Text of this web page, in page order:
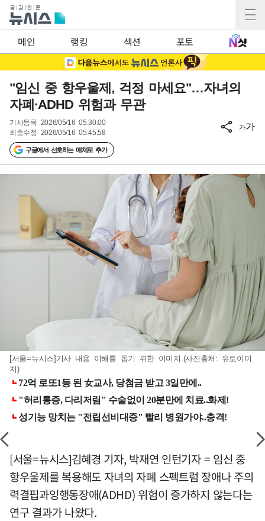
메인 랭킹 섹션 포토
"임신 중 항우울제, 걱정 마세요"…자녀의
자폐·ADHD 위험과 무관
기사등록 2026/05/16 05:30:00
최종수정 2026/05/16 05:45:58
구글에서 선호하는 매체로 추가
가가
[서울=뉴시스]기사 내용 이해를 돕기 위한 이미지.(사진출처: 유토이미
지)
[서울=뉴시스]김혜경 기자, 박재연 인턴기자 = 임신 중
항우울제를 복용해도 자녀의 자폐 스펙트럼 장애나 주의
력결핍과잉행동장애(ADHD) 위험이 증가하지 않는다는
연구 결과가 나왔다.